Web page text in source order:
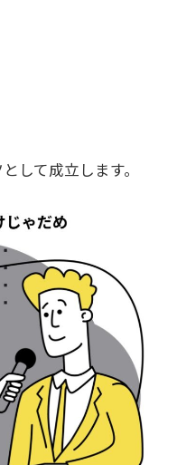
して成立します。